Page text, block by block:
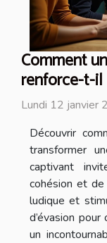
Comment
renforce-t-
Lundi 12 janvier
Découvrir
transformer
captivant
cohésion et
ludique et
d’évasion
un